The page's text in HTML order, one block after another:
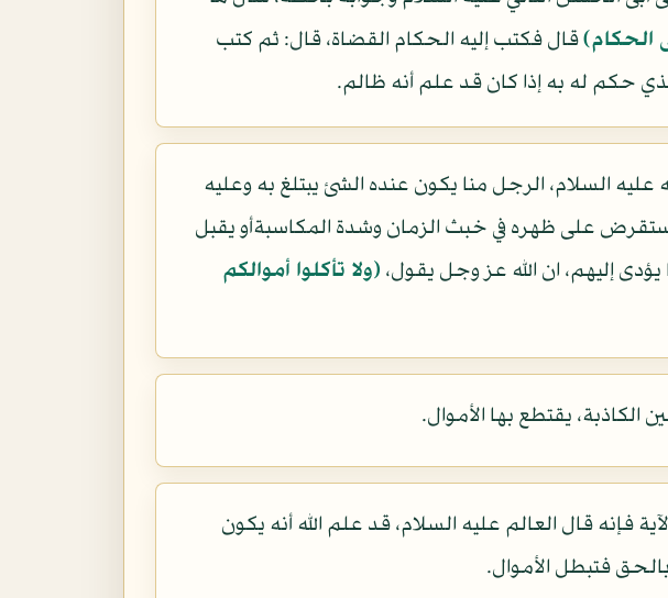
الحكام)قال فكتب إليه الحكام القضاة، قال: ثم كتب
حكم له به إذا كان قد علم أنه ظالم.
السلام، الرجل منا يكون عنده الشئ يبتلغ به وعليه
على ظهره في خبث الزمان وشدة المكاسبةأو يقبل
إليهم، ان الله عز وجل يقول، (ولا تأكلوا أموالكم
الكاذبة، يقتطع بها الأموال.
فإنه قال العالم عليه السلام، قد علم الله أنه يكون
فتبطل الأموال.